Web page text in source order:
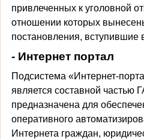
привлеченных к уголовной
отношении которых
постановления, вступившие
- Интернет портал
Подсистема «Интернет-
является составной частью
предназначена для
оперативного
Интернета граждан,